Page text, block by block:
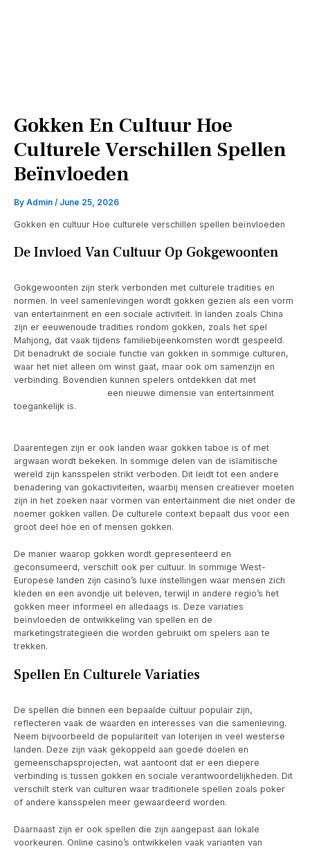
Gokken En Cultuur Hoe
Culturele Verschillen Spellen
Beïnvloeden
By Admin / June 25, 2026
Gokken en cultuur Hoe culturele verschillen spellen beïnvloeden
De Invloed Van Cultuur Op Gokgewoonten
Gokgewoonten zijn sterk verbonden met culturele tradities en
normen. In veel samenlevingen wordt gokken gezien als een vorm
van entertainment en een sociale activiteit. In landen zoals China
zijn er eeuwenoude tradities rondom gokken, zoals het spel
Mahjong, dat vaak tijdens familiebijeenkomsten wordt gespeeld.
Dit benadrukt de sociale functie van gokken in sommige culturen,
waar het niet alleen om winst gaat, maar ook om samenzijn en
verbinding. Bovendien kunnen spelers ontdekken dat met
een nieuwe dimensie van entertainment
toegankelijk is.
Daarentegen zijn er ook landen waar gokken taboe is of met
argwaan wordt bekeken. In sommige delen van de islamitische
wereld zijn kansspelen strikt verboden. Dit leidt tot een andere
benadering van gokactiviteiten, waarbij mensen creatiever moeten
zijn in het zoeken naar vormen van entertainment die niet onder de
noemer gokken vallen. De culturele context bepaalt dus voor een
groot deel hoe en of mensen gokken.
De manier waarop gokken wordt gepresenteerd en
geconsumeerd, verschilt ook per cultuur. In sommige West-
Europese landen zijn casino’s luxe instellingen waar mensen zich
kleden en een avondje uit beleven, terwijl in andere regio’s het
gokken meer informeel en alledaags is. Deze variaties
beïnvloeden de ontwikkeling van spellen en de
marketingstrategieën die worden gebruikt om spelers aan te
trekken.
Spellen En Culturele Variaties
De spellen die binnen een bepaalde cultuur populair zijn,
reflecteren vaak de waarden en interesses van die samenleving.
Neem bijvoorbeeld de populariteit van loterijen in veel westerse
landen. Deze zijn vaak gekoppeld aan goede doelen en
gemeenschapsprojecten, wat aantoont dat er een diepere
verbinding is tussen gokken en sociale verantwoordelijkheden. Dit
verschilt sterk van culturen waar traditionele spellen zoals poker
of andere kansspelen meer gewaardeerd worden.
Daarnaast zijn er ook spellen die zijn aangepast aan lokale
voorkeuren. Online casino’s ontwikkelen vaak varianten van